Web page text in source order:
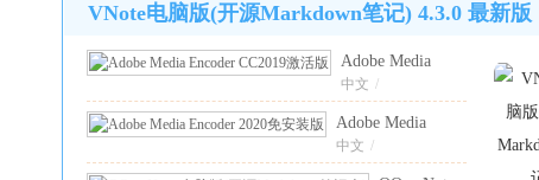
VNote电脑版(开源Markdown笔记) 4.3.0 最新版
Adobe Media
Encoder CC2019
v13.1.5.35直装
版
中文 /
Adobe Media
Encoder 2020免安
装版
中文 /